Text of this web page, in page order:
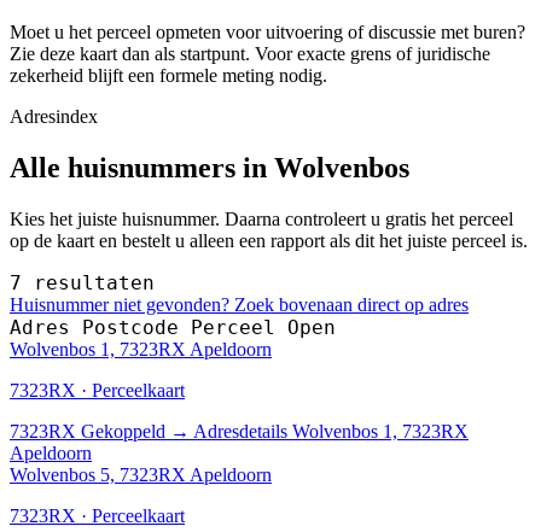
Moet u het perceel opmeten voor uitvoering of discussie met buren?
Zie deze kaart dan als startpunt. Voor exacte grens of juridische
zekerheid blijft een formele meting nodig.
Adresindex
Alle huisnummers in Wolvenbos
Kies het juiste huisnummer. Daarna controleert u gratis het perceel
op de kaart en bestelt u alleen een rapport als dit het juiste perceel is.
7 resultaten
Huisnummer niet gevonden? Zoek bovenaan direct op adres
Adres Postcode Perceel Open
Wolvenbos 1, 7323RX Apeldoorn
7323RX · Perceelkaart
7323RX Gekoppeld → Adresdetails Wolvenbos 1, 7323RX
Apeldoorn
Wolvenbos 5, 7323RX Apeldoorn
7323RX · Perceelkaart